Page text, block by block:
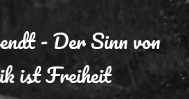
- Der Sinn von
ist Freiheit